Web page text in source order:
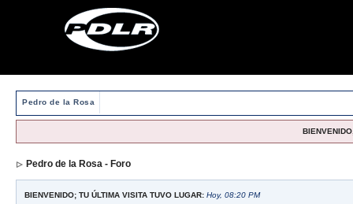
Pedro de la Rosa
Pedro de la Rosa - Foro
BIENVENIDO; TU ÚLTIMA VISITA TUVO LUGAR: Hoy, 08:20 PM